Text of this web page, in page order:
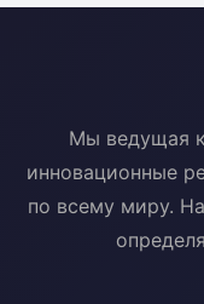
Мы ведущая
инновационные
по всему миру.